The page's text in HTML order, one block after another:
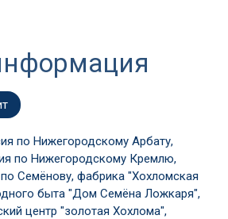
по Нижегородскому Арбату,
по Нижегородскому Кремлю,
Семёнову, фабрика "Хохломская
быта "Дом Семёна Ложкаря",
центр "золотая Хохлома",